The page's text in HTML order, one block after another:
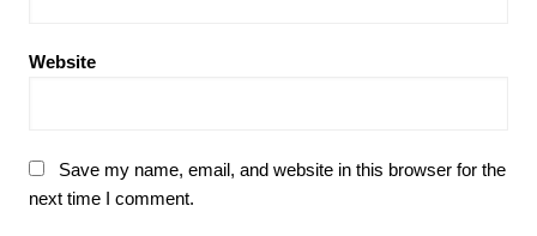
Website
Save my name, email, and website in this browser for the
next time I comment.